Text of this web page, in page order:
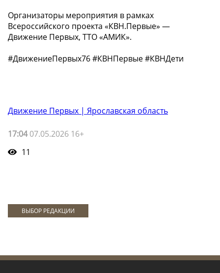
Организаторы мероприятия в рамках
Всероссийского проекта «КВН.Первые» —
Движение Первых, ТТО «АМИК».
#ДвижениеПервых76 #КВНПервые #КВНДети
Движение Первых | Ярославская область
17:0407.05.2026 16+
11
ВЫБОР РЕДАКЦИИ